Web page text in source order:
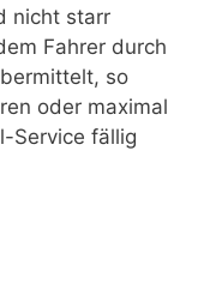
nicht starr
Fahrer durch
so
oder maximal
Service fällig